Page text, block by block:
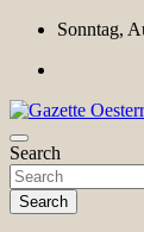
Skip
content
Sonntag,
Gazette
Magazin für
Search
Search